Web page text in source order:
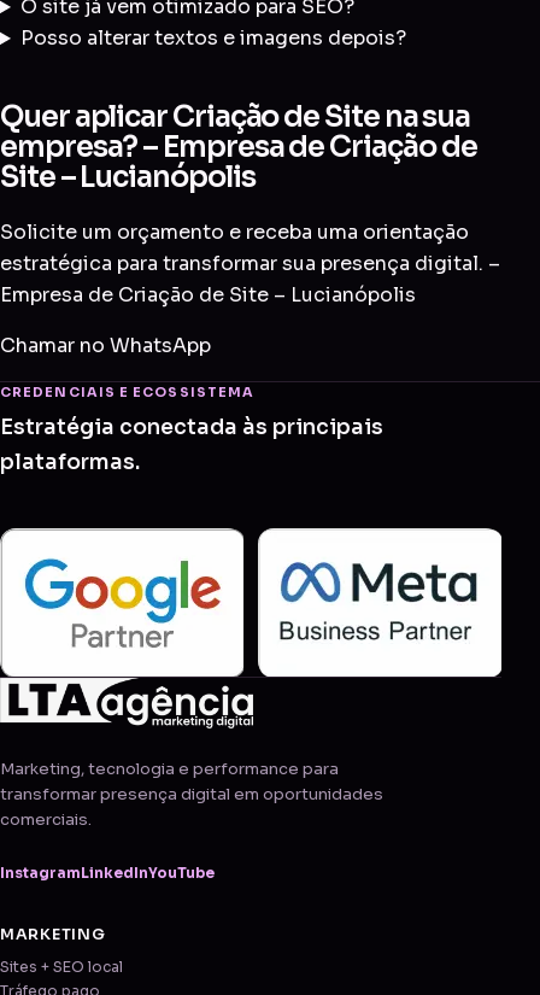
O site já vem otimizado para SEO?
Posso alterar textos e imagens depois?
Quer aplicar Criação de Site na sua
empresa? – Empresa de Criação de
Site – Lucianópolis
Solicite um orçamento e receba uma orientação
estratégica para transformar sua presença digital. –
Empresa de Criação de Site – Lucianópolis
Chamar no WhatsApp
CREDENCIAIS E ECOSSISTEMA
Estratégia conectada às principais
plataformas.
Marketing, tecnologia e performance para
transformar presença digital em oportunidades
comerciais.
Instagram LinkedInYouTube
MARKETING
Sites + SEO local